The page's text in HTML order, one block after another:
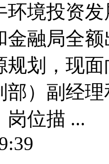
环境投资
金融局全
规划，现
部）副经
岗位描 ...